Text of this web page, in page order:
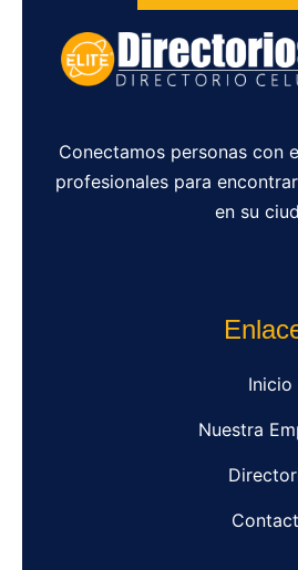
Conectamos personas con
profesionales para
en su
Inicio
Nuestra